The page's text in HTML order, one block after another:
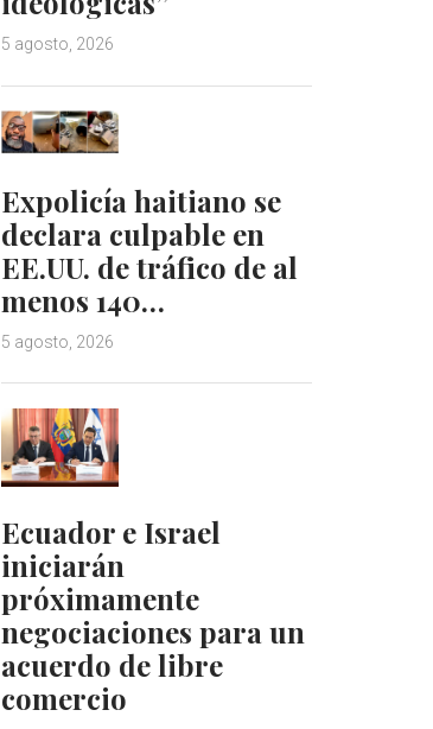
5 agosto, 2026
Expolicía haitiano se
declara culpable en
EE.UU. de tráfico de al
menos 140…
5 agosto, 2026
Ecuador e Israel
iniciarán
próximamente
negociaciones para un
acuerdo de libre
comercio